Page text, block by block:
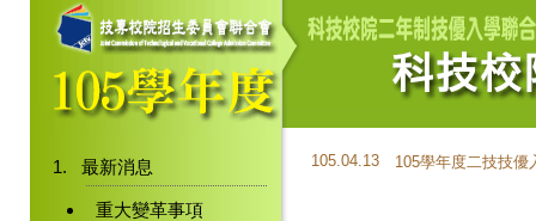
最新消息
重大變革事項
105.04.13 105學年度二技技